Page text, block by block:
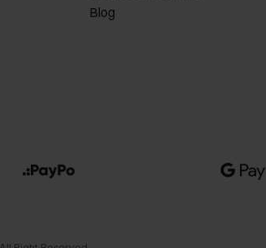
Blog